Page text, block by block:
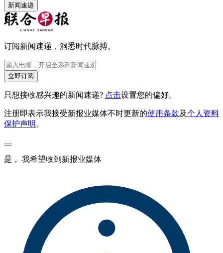
新闻速递
订阅新闻速递，洞悉时代脉搏。
立即订阅
只想接收感兴趣的新闻速递? 点击设置您的偏好。
注册即表示我接受新报业媒体不时更新的使用条款及个人资料
保护声明 。
是， 我希望收到新报业媒体